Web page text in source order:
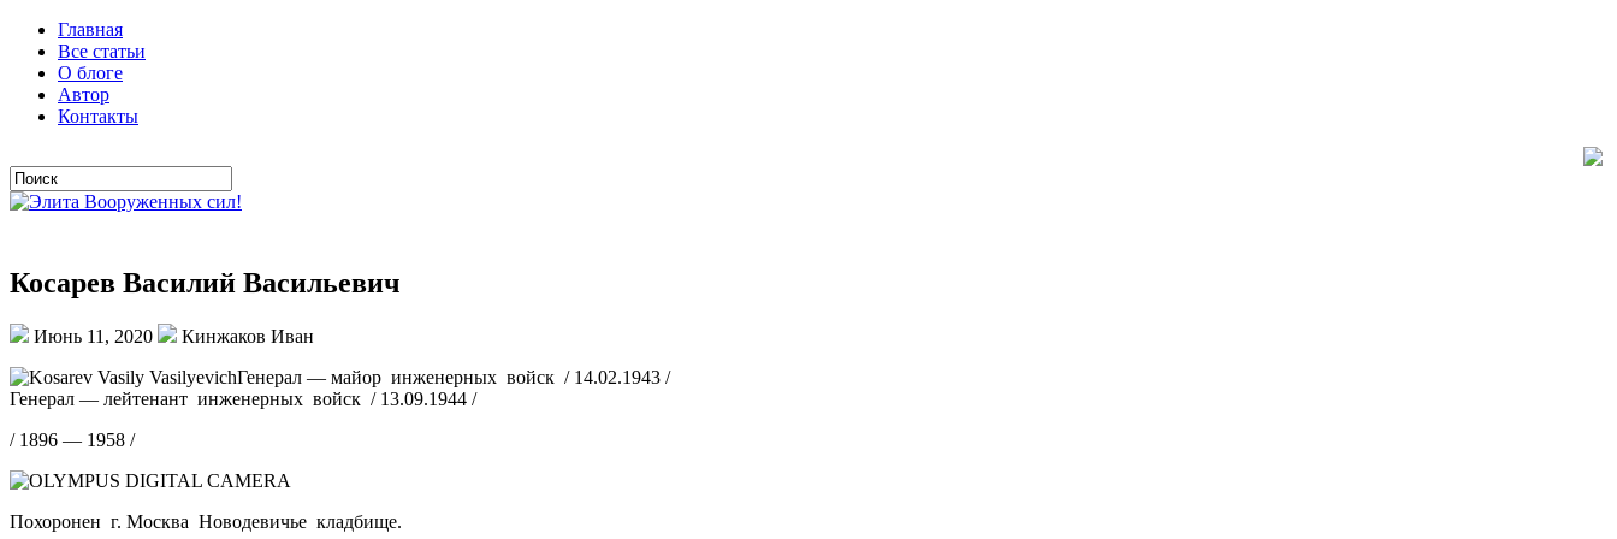
Главная
Все статьи
О блоге
Автор
Контакты
Косарев Василий Васильевич
Июнь 11, 2020
Кинжаков Иван
Генерал — майор инженерных войск / 14.02.1943 /
Генерал — лейтенант инженерных войск / 13.09.1944 /
/ 1896 — 1958 /
Похоронен г. Москва Новодевичье кладбище.